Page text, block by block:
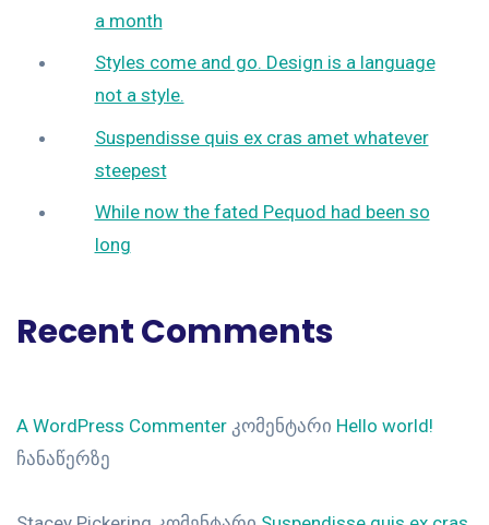
a month
Styles come and go. Design is a language
not a style.
Suspendisse quis ex cras amet whatever
steepest
While now the fated Pequod had been so
long
Recent Comments
A WordPress Commenter კომენტარი Hello world!
ჩანაწერზე